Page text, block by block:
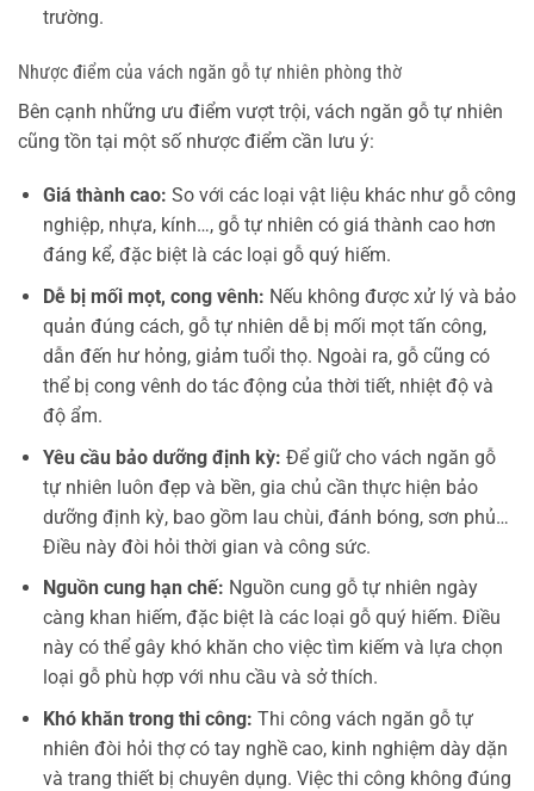
trường.
Nhược điểm của vách ngăn gỗ tự nhiên phòng thờ
Bên cạnh những ưu điểm vượt trội, vách ngăn gỗ tự nhiên
cũng tồn tại một số nhược điểm cần lưu ý:
Giá thành cao: So với các loại vật liệu khác như gỗ công
nghiệp, nhựa, kính…, gỗ tự nhiên có giá thành cao hơn
đáng kể, đặc biệt là các loại gỗ quý hiếm.
Dễ bị mối mọt, cong vênh: Nếu không được xử lý và bảo
quản đúng cách, gỗ tự nhiên dễ bị mối mọt tấn công,
dẫn đến hư hỏng, giảm tuổi thọ. Ngoài ra, gỗ cũng có
thể bị cong vênh do tác động của thời tiết, nhiệt độ và
độ ẩm.
Yêu cầu bảo dưỡng định kỳ: Để giữ cho vách ngăn gỗ
tự nhiên luôn đẹp và bền, gia chủ cần thực hiện bảo
dưỡng định kỳ, bao gồm lau chùi, đánh bóng, sơn phủ…
Điều này đòi hỏi thời gian và công sức.
Nguồn cung hạn chế: Nguồn cung gỗ tự nhiên ngày
càng khan hiếm, đặc biệt là các loại gỗ quý hiếm. Điều
này có thể gây khó khăn cho việc tìm kiếm và lựa chọn
loại gỗ phù hợp với nhu cầu và sở thích.
Khó khăn trong thi công: Thi công vách ngăn gỗ tự
nhiên đòi hỏi thợ có tay nghề cao, kinh nghiệm dày dặn
và trang thiết bị chuyên dụng. Việc thi công không đúng